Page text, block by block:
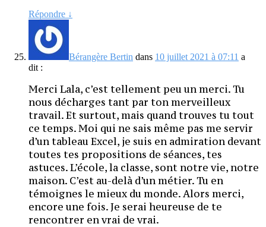
Répondre ↓
Bérangère Bertin dans 10 juillet 2021 à 07:11 a
dit :
Merci Lala, c’est tellement peu un merci. Tu
nous décharges tant par ton merveilleux
travail. Et surtout, mais quand trouves tu tout
ce temps. Moi qui ne sais même pas me servir
d’un tableau Excel, je suis en admiration devant
toutes tes propositions de séances, tes
astuces. L’école, la classe, sont notre vie, notre
maison. C’est au-delà d’un métier. Tu en
témoignes le mieux du monde. Alors merci,
encore une fois. Je serai heureuse de te
rencontrer en vrai de vrai.